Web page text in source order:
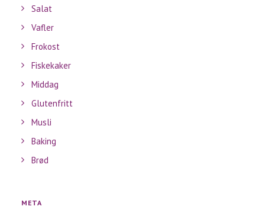
Salat
Vafler
Frokost
Fiskekaker
Middag
Glutenfritt
Musli
Baking
Brød
META